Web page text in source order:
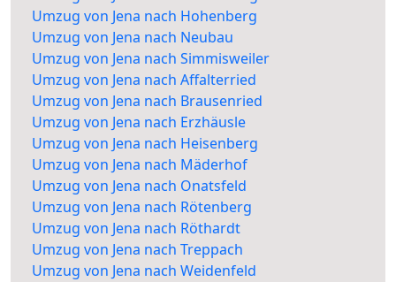
Umzug von Jena nach Hohenberg
Umzug von Jena nach Neubau
Umzug von Jena nach Simmisweiler
Umzug von Jena nach Affalterried
Umzug von Jena nach Brausenried
Umzug von Jena nach Erzhäusle
Umzug von Jena nach Heisenberg
Umzug von Jena nach Mäderhof
Umzug von Jena nach Onatsfeld
Umzug von Jena nach Rötenberg
Umzug von Jena nach Röthardt
Umzug von Jena nach Treppach
Umzug von Jena nach Weidenfeld